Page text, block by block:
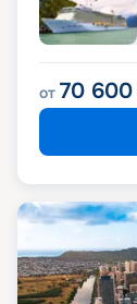
от 70 600